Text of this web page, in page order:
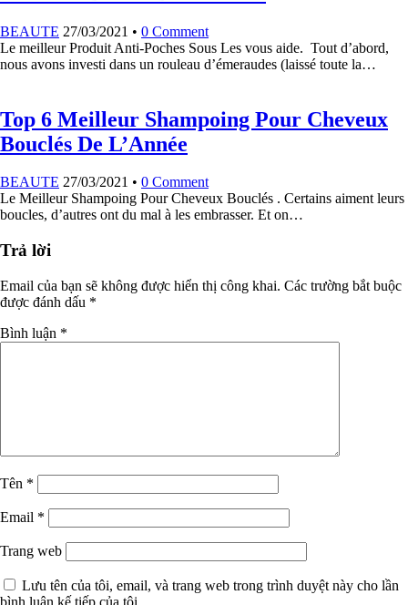
BEAUTE 27/03/2021 • 0 Comment
Le meilleur Produit Anti-Poches Sous Les vous aide. Tout d’abord,
nous avons investi dans un rouleau d’émeraudes (laissé toute la…
Top 6 Meilleur Shampoing Pour Cheveux
Bouclés De L’Année
BEAUTE 27/03/2021 • 0 Comment
Le Meilleur Shampoing Pour Cheveux Bouclés . Certains aiment leurs
boucles, d’autres ont du mal à les embrasser. Et on…
Trả lời
Email của bạn sẽ không được hiển thị công khai. Các trường bắt buộc
được đánh dấu *
Bình luận *
Tên *
Email *
Trang web
Lưu tên của tôi, email, và trang web trong trình duyệt này cho lần
bình luận kế tiếp của tôi.